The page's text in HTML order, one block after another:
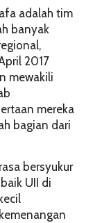
adalah tim
banyak
2017
mewakili
mereka
bagian dari
bersyukur
UII di